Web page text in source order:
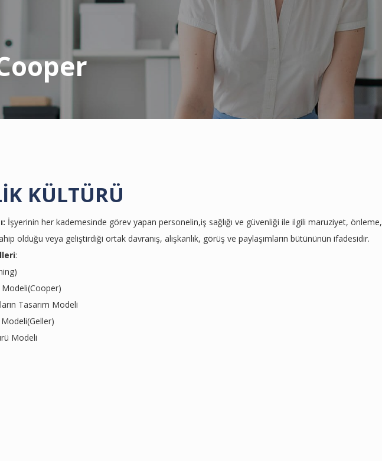
KÜLTÜRÜ
İşyerinin her kademesinde görev yapan personelin,iş sağlığı ve güvenliği ile ilgili maruziyet, önleme,
olduğu veya geliştirdiği ortak davranış, alışkanlık, görüş ve paylaşımların bütününün ifadesidir.
:
Modeli(Cooper)
Tasarım Modeli
Modeli